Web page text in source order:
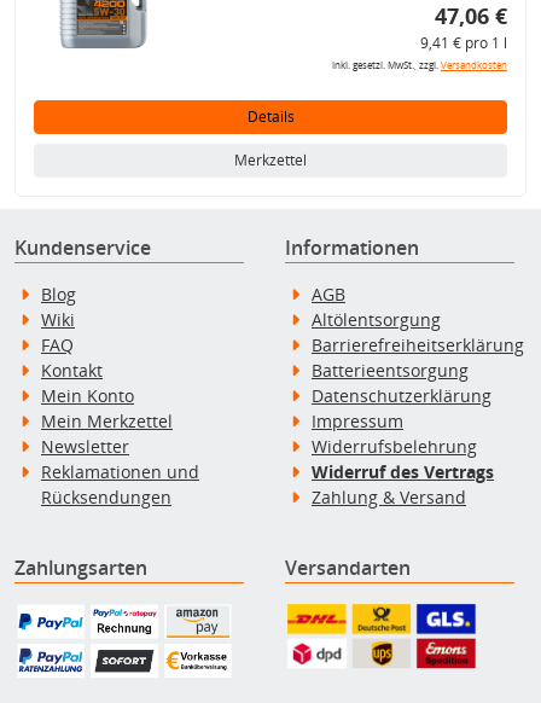
47,06 €
9,41 € pro 1 l
inkl. gesetzl. MwSt., zzgl.Versandkosten
Details
Merkzettel
Kundenservice
Blog
Wiki
FAQ
Kontakt
Mein Konto
Mein Merkzettel
Newsletter
Reklamationen und
Rücksendungen
Informationen
AGB
Altölentsorgung
Barrierefreiheitserklärung
Batterieentsorgung
Datenschutzerklärung
Impressum
Widerrufsbelehrung
Widerruf des Vertrags
Zahlung & Versand
Zahlungsarten Versandarten